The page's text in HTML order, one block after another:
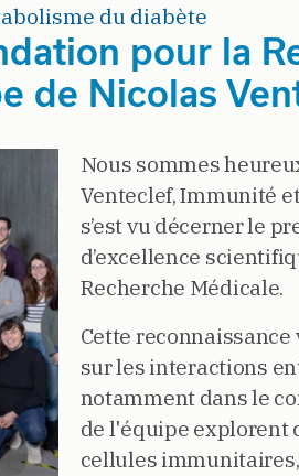
du diabète
pour la
de Nicolas
Nous sommes
Venteclef, Immunité
s’est vu décerner le
d’excellence
Recherche Médicale.
Cette
sur les interactions
notamment dans le
de l'équipe explorent
cellules